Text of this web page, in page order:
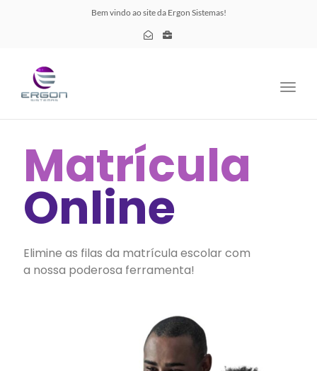
Bem vindo ao site da Ergon Sistemas!
Matrícula
Online
Elimine as filas da matrícula escolar com
a nossa poderosa ferramenta!